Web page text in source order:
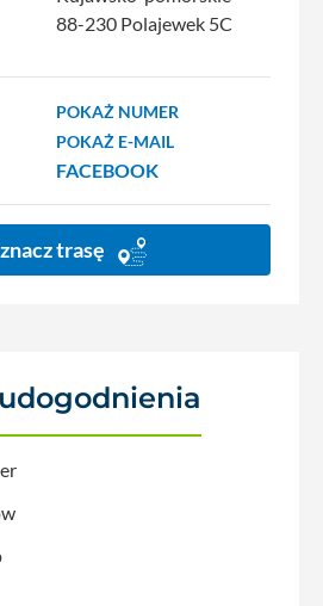
88-230 Polajewek 5C
POKAŻ NUMER
POKAŻ E-MAIL
FACEBOOK
trasę